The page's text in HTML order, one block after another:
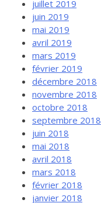
juillet 2019
juin 2019
mai 2019
avril 2019
mars 2019
février 2019
décembre 2018
novembre 2018
octobre 2018
septembre 2018
juin 2018
mai 2018
avril 2018
mars 2018
février 2018
janvier 2018